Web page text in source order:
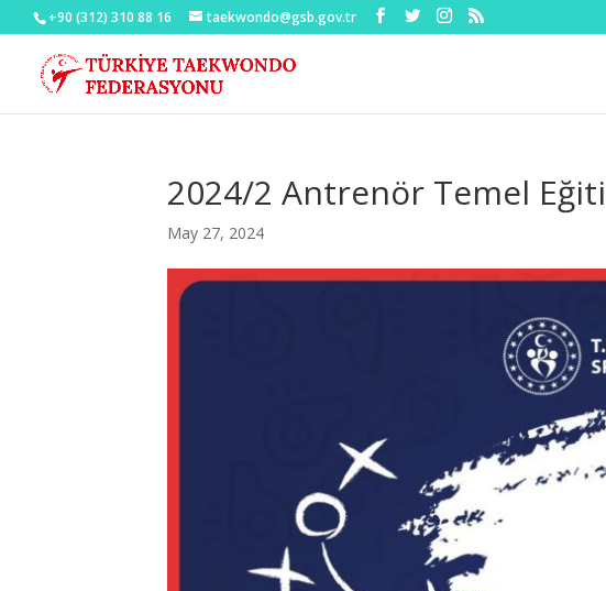
+90 (312) 310 88 16 taekwondo@gsb.gov.tr
2024/2 Antrenör Temel
May 27, 2024